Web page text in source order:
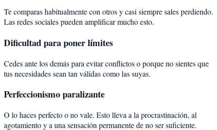
Te comparas habitualmente con otros y casi siempre sales perdiendo.
Las redes sociales pueden amplificar mucho esto.
Dificultad para poner límites
Cedes ante los demás para evitar conflictos o porque no sientes que
tus necesidades sean tan válidas como las suyas.
Perfeccionismo paralizante
O lo haces perfecto o no vale. Esto lleva a la procrastinación, al
agotamiento y a una sensación permanente de no ser suficiente.